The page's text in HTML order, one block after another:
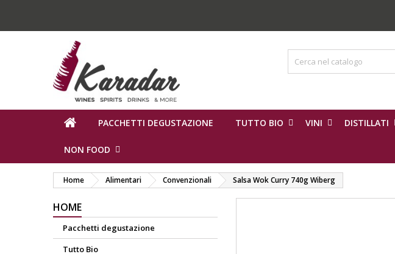
PACCHETTI DEGUSTAZIONE TUTTO BIO VINI DISTILLATI
NON FOOD
Home Alimentari Convenzionali Salsa Wok Curry 740g Wiberg
HOME
Pacchetti degustazione
Tutto Bio